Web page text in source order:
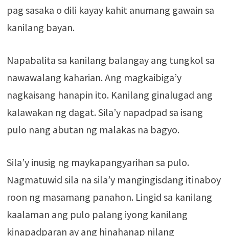
pag sasaka o dili kayay kahit anumang gawain sa
kanilang bayan.
Napabalita sa kanilang balangay ang tungkol sa
nawawalang kaharian. Ang magkaibiga’y
nagkaisang hanapin ito. Kanilang ginalugad ang
kalawakan ng dagat. Sila’y napadpad sa isang
pulo nang abutan ng malakas na bagyo.
Sila’y inusig ng maykapangyarihan sa pulo.
Nagmatuwid sila na sila’y mangingisdang itinaboy
roon ng masamang panahon. Lingid sa kanilang
kaalaman ang pulo palang iyong kanilang
kinapadparan ay ang hinahanap nilang